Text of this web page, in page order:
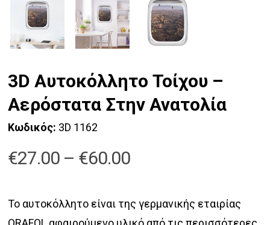
3D Αυτοκόλλητο Τοίχου –
Αερόστατα Στην Ανατολία
Κωδικός: 3D 1162
€27.00 – €60.00Price
through
Το αυτοκόλλητο είναι της γερμανικής εταιρίας